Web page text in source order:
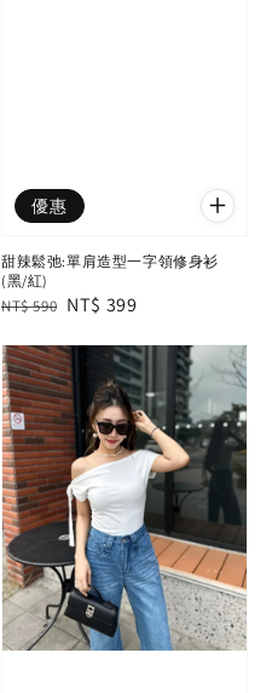
優惠
甜辣鬆弛:單肩造型一字領修身衫
(黑/紅)
Regular
NT$ 590 Sale
NT$ 399